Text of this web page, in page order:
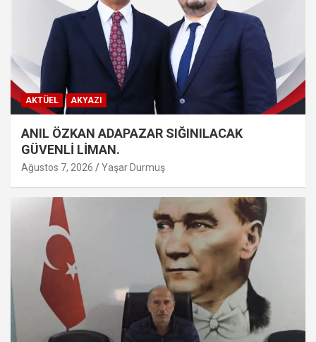
AKTÜEL AKYAZI
ANIL ÖZKAN ADAPAZAR SIĞINILACAK
GÜVENLİ LİMAN.
Ağustos 7, 2026 Yaşar Durmuş